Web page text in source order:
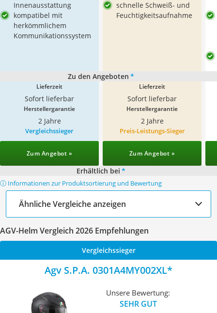
Innenausstattung
kompatibel mit
herkömmlichem
Kommunikationssystem
schnelle Schweiß- und
Feuchtigkeitsaufnahme
Zu den Angeboten *
Lieferzeit
Sofort lieferbar
Lieferzeit
Sofort lieferbar
Herstellergarantie
2 Jahre
Herstellergarantie
2 Jahre
Vergleichssieger
Zum Angebot »
Preis-Leistungs-Sieger
Zum Angebot »
Erhältlich bei *
ⓘ Informationen zur Produktsortierung und Bewertung
Ähnliche Vergleiche anzeigen
AGV-Helm Vergleich 2026 Empfehlungen
Vergleichssieger
Agv S.P.A. 0301A4MY002XL
Unsere Bewertung:
SEHR GUT